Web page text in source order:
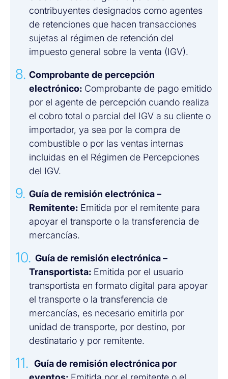
contribuyentes designados como agentes
de retenciones que hacen transacciones
sujetas al régimen de retención del
impuesto general sobre la venta (IGV).
Comprobante de percepción
electrónico: Comprobante de pago emitido
por el agente de percepción cuando realiza
el cobro total o parcial del IGV a su cliente o
importador, ya sea por la compra de
combustible o por las ventas internas
incluidas en el Régimen de Percepciones
del IGV.
Guía de remisión electrónica –
Remitente: Emitida por el remitente para
apoyar el transporte o la transferencia de
mercancías.
Guía de remisión electrónica –
Transportista: Emitida por el usuario
transportista en formato digital para apoyar
el transporte o la transferencia de
mercancías, es necesario emitirla por
unidad de transporte, por destino, por
destinatario y por remitente.
Guía de remisión electrónica por